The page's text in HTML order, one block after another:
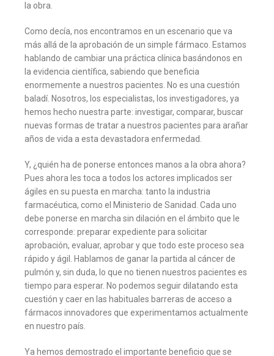
la obra.
Como decía, nos encontramos en un escenario que va
más allá de la aprobación de un simple fármaco. Estamos
hablando de cambiar una práctica clínica basándonos en
la evidencia científica, sabiendo que beneficia
enormemente a nuestros pacientes. No es una cuestión
baladí. Nosotros, los especialistas, los investigadores, ya
hemos hecho nuestra parte: investigar, comparar, buscar
nuevas formas de tratar a nuestros pacientes para arañar
años de vida a esta devastadora enfermedad.
Y, ¿quién ha de ponerse entonces manos a la obra ahora?
Pues ahora les toca a todos los actores implicados ser
ágiles en su puesta en marcha: tanto la industria
farmacéutica, como el Ministerio de Sanidad. Cada uno
debe ponerse en marcha sin dilación en el ámbito que le
corresponde: preparar expediente para solicitar
aprobación, evaluar, aprobar y que todo este proceso sea
rápido y ágil. Hablamos de ganar la partida al cáncer de
pulmón y, sin duda, lo que no tienen nuestros pacientes es
tiempo para esperar. No podemos seguir dilatando esta
cuestión y caer en las habituales barreras de acceso a
fármacos innovadores que experimentamos actualmente
en nuestro país.
Ya hemos demostrado el importante beneficio que se